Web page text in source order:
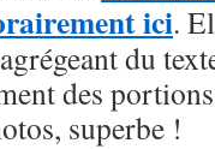
ici.
du
des
superbe !